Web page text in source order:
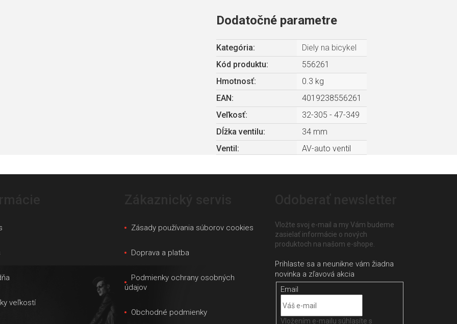
Dodatočné parametre
Kategória:
Diely na bicykel
Kód produktu:
556261
Hmotnosť:
0.3 kg
EAN:
4019238556261
Veľkosť:
32-305 - 47-349
Dĺžka ventilu:
34 mm
Ventil: AV-auto ventil
veľkostí
Zásady používania súborov cookies
Doprava a platba
Podmienky ochrany osobných
údajov
Obchodné podmienky
Vložte svoj e-mail a my Vám budeme
zasielať informácie o nových
produktoch na našom e-shope.
Email
Vložením e-mailu súhlasíte s